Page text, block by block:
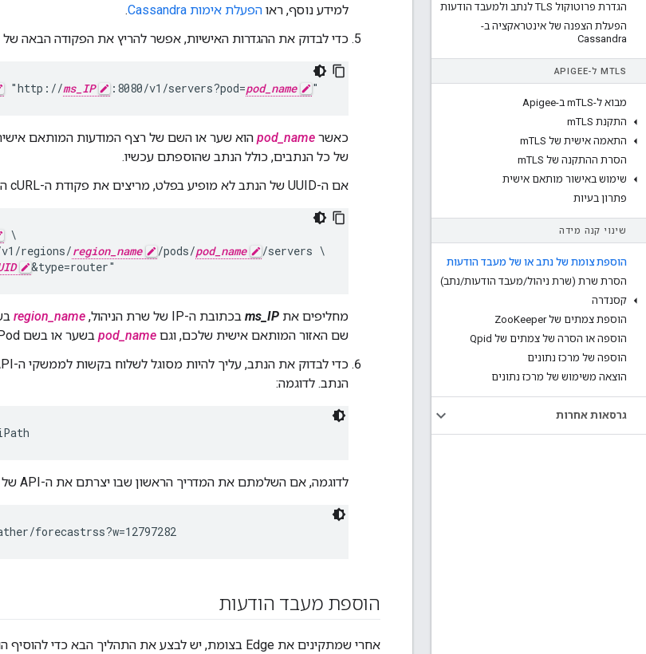
הגדרת פרוטוקול TLS לנתב ולמעבד הודעות
הפעלת הצפנה של אינטראקציה ב-
Cassandra
MTLS ל-APIGEE
מבוא ל-mTLS ב-Apigee
התקנת m TLS
התאמה אישית של m TLS
הסרת ההתקנה של m TLS
שימוש באישור מותאם אישית
פתרון בעיות
שינוי קנה מידה
הוספת צומת של נתב או של מעבד הודעות
הסרת שרת (שרת ניהול/מעבד הודעות/נתב)
קסנדרה
הוספת צמתים של ZooKeeper
הוספה או הסרה של צמתים של Qpid
הוספה של מרכז נתונים
הוצאה משימוש של מרכז נתונים
גרסאות אחרות
למידע נוסף, ראו הפעלת אימות Cassandra
.
כדי לבדוק את ההגדרות האישיות, אפשר להריץ את הפקודה הבאה של
"http://ms_IP :8080/v1/servers?pod=pod_name "
כאשר pod_name
של כל הנתבים, כולל הנתב שהוספתם עכשיו.
אם ה-UUID של הנתב לא מופיע בפלט, מריצים את פקודת ה-cURL הבאה כדי להוסיף זה:
\
regions/region_name /pods/pod_name
/servers \
&type=router"
מחליפים את ms_IP בכתובת ה-IP של שרת הניהול, region_name
שם האזור המותאם אישית שלכם, וגם pod_name בשער או בשם Pod המותאם אישית שלך.
הנתב. לדוגמה:
לדוגמה, אם השלמתם את המדריך הראשון שבו יצרתם את ה-API של מזג האוויר:
forecastrss?w=12797282
הוספת מעבד הודעות
אחרי שמתקינים את Edge בצומת, יש לבצע את התהליך הבא כדי להוסיף הודעה. מעבד: